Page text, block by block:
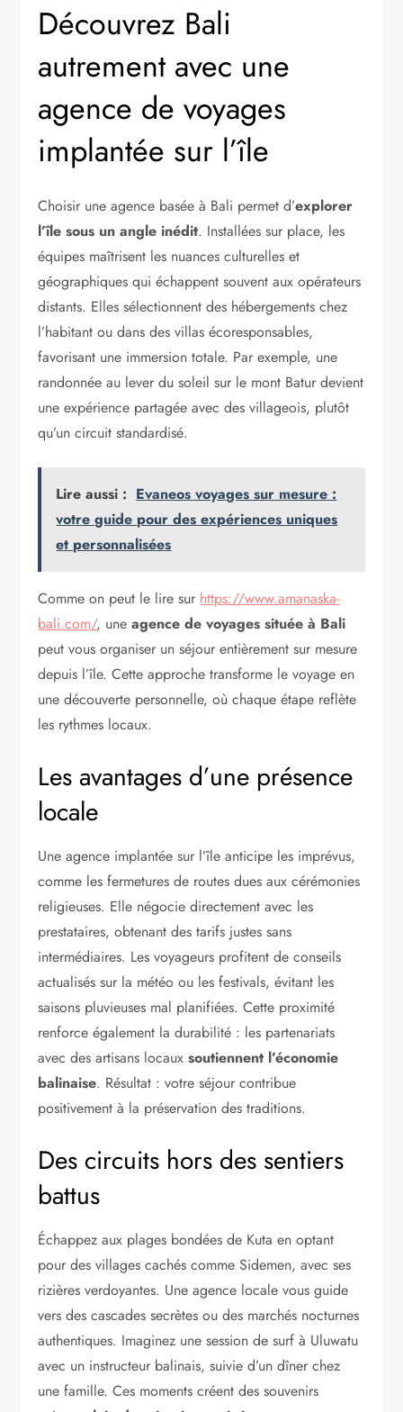
Découvrez Bali
autrement avec une
agence de voyages
implantée sur l’île
Choisir une agence basée à Bali permet d’explorer
l’île sous un angle inédit. Installées sur place, les
équipes maîtrisent les nuances culturelles et
géographiques qui échappent souvent aux opérateurs
distants. Elles sélectionnent des hébergements chez
l’habitant ou dans des villas écoresponsables,
favorisant une immersion totale. Par exemple, une
randonnée au lever du soleil sur le mont Batur devient
une expérience partagée avec des villageois, plutôt
qu’un circuit standardisé.
Lire aussi : Evaneos voyages sur mesure :
votre guide pour des expériences uniques
et personnalisées
Comme on peut le lire sur https://www.amanaska-
bali.com/, uneagence de voyages située à Bali
peut vous organiser un séjour entièrement sur mesure
depuis l’île. Cette approche transforme le voyage en
une découverte personnelle, où chaque étape reflète
les rythmes locaux.
Les avantages d’une présence
locale
Une agence implantée sur l’île anticipe les imprévus,
comme les fermetures de routes dues aux cérémonies
religieuses. Elle négocie directement avec les
prestataires, obtenant des tarifs justes sans
intermédiaires. Les voyageurs profitent de conseils
actualisés sur la météo ou les festivals, évitant les
saisons pluvieuses mal planifiées. Cette proximité
renforce également la durabilité : les partenariats
avec des artisans locauxsoutiennent l’économie
balinaise. Résultat : votre séjour contribue
positivement à la préservation des traditions.
Des circuits hors des sentiers
battus
Échappez aux plages bondées de Kuta en optant
pour des villages cachés comme Sidemen, avec ses
rizières verdoyantes. Une agence locale vous guide
vers des cascades secrètes ou des marchés nocturnes
authentiques. Imaginez une session de surf à Uluwatu
avec un instructeur balinais, suivie d’un dîner chez
une famille. Ces moments créent des souvenirs